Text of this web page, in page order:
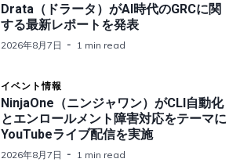
Drata（ドラータ）がAI時代のGRCに関
する最新レポートを発表
2026年8月7日 1 min read
イベント情報
NinjaOne（ニンジャワン）がCLI自動化
とエンロールメント障害対応をテーマに
YouTubeライブ配信を実施
2026年8月7日 1 min read